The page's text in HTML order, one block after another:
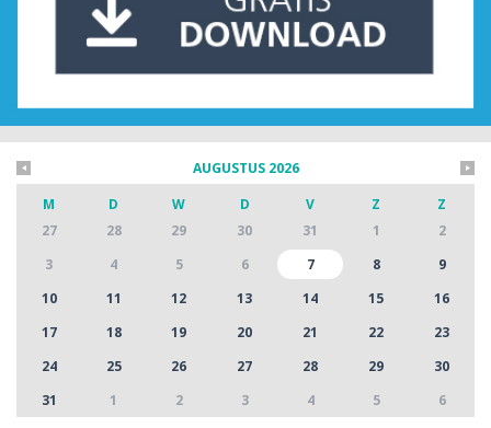
AUGUSTUS 2026
M
D W D V Z
Z
27
28 29 30 31 1
2
3
4 5 6 7 8
9
10
11 12 13 14 15
16
17
18 19 20 21 22
23
24
25 26 27 28 29
30
31
1 2 3 4 5 6